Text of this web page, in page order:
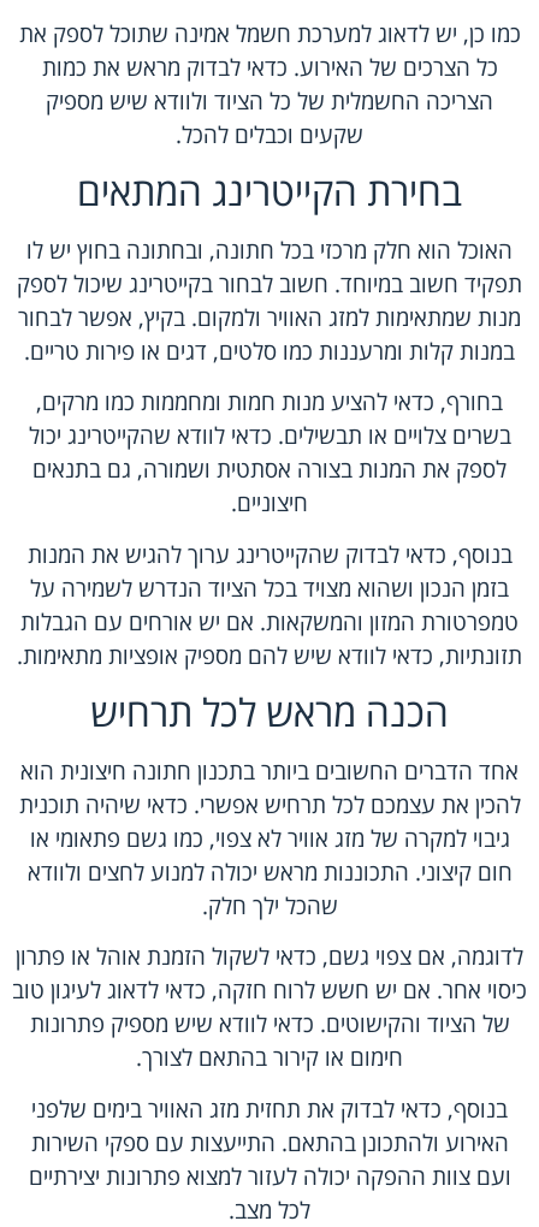
כמו כן, יש לדאוג למערכת חשמל אמינה שתוכל לספק את
כל הצרכים של האירוע. כדאי לבדוק מראש את כמות
הצריכה החשמלית של כל הציוד ולוודא שיש מספיק
שקעים וכבלים להכל.
בחירת הקייטרינג המתאים
האוכל הוא חלק מרכזי בכל חתונה, ובחתונה בחוץ יש לו
תפקיד חשוב במיוחד. חשוב לבחור בקייטרינג שיכול לספק
מנות שמתאימות למזג האוויר ולמקום. בקיץ, אפשר לבחור
במנות קלות ומרעננות כמו סלטים, דגים או פירות טריים.
בחורף, כדאי להציע מנות חמות ומחממות כמו מרקים,
בשרים צלויים או תבשילים. כדאי לוודא שהקייטרינג יכול
לספק את המנות בצורה אסתטית ושמורה, גם בתנאים
חיצוניים.
בנוסף, כדאי לבדוק שהקייטרינג ערוך להגיש את המנות
בזמן הנכון ושהוא מצויד בכל הציוד הנדרש לשמירה על
טמפרטורת המזון והמשקאות. אם יש אורחים עם הגבלות
תזונתיות, כדאי לוודא שיש להם מספיק אופציות מתאימות.
הכנה מראש לכל תרחיש
אחד הדברים החשובים ביותר בתכנון חתונה חיצונית הוא
להכין את עצמכם לכל תרחיש אפשרי. כדאי שיהיה תוכנית
גיבוי למקרה של מזג אוויר לא צפוי, כמו גשם פתאומי או
חום קיצוני. התכוננות מראש יכולה למנוע לחצים ולוודא
שהכל ילך חלק.
לדוגמה, אם צפוי גשם, כדאי לשקול הזמנת אוהל או פתרון
כיסוי אחר. אם יש חשש לרוח חזקה, כדאי לדאוג לעיגון טוב
של הציוד והקישוטים. כדאי לוודא שיש מספיק פתרונות
חימום או קירור בהתאם לצורך.
בנוסף, כדאי לבדוק את תחזית מזג האוויר בימים שלפני
האירוע ולהתכונן בהתאם. התייעצות עם ספקי השירות
ועם צוות ההפקה יכולה לעזור למצוא פתרונות יצירתיים
לכל מצב.